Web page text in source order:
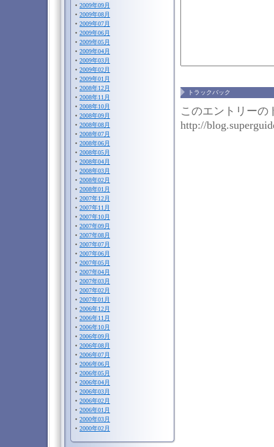
2009年09月
2009年08月
2009年07月
2009年06月
2009年05月
2009年04月
2009年03月
2009年02月
2009年01月
2008年12月
2008年11月
2008年10月
2008年09月
2008年08月
2008年07月
2008年06月
2008年05月
2008年04月
2008年03月
2008年02月
2008年01月
2007年12月
2007年11月
2007年10月
2007年09月
2007年08月
2007年07月
2007年06月
2007年05月
2007年04月
2007年03月
2007年02月
2007年01月
2006年12月
2006年11月
2006年10月
2006年09月
2006年08月
2006年07月
2006年06月
2006年05月
2006年04月
2006年03月
2006年02月
2006年01月
2000年03月
2000年02月
トラックバック
このエントリーの
http://